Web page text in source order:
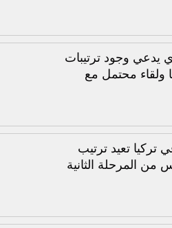
يدعي وجود ترتيبات
ولقاء محتمل مع
تركيا تعيد ترتيب
المرحلة الثانية